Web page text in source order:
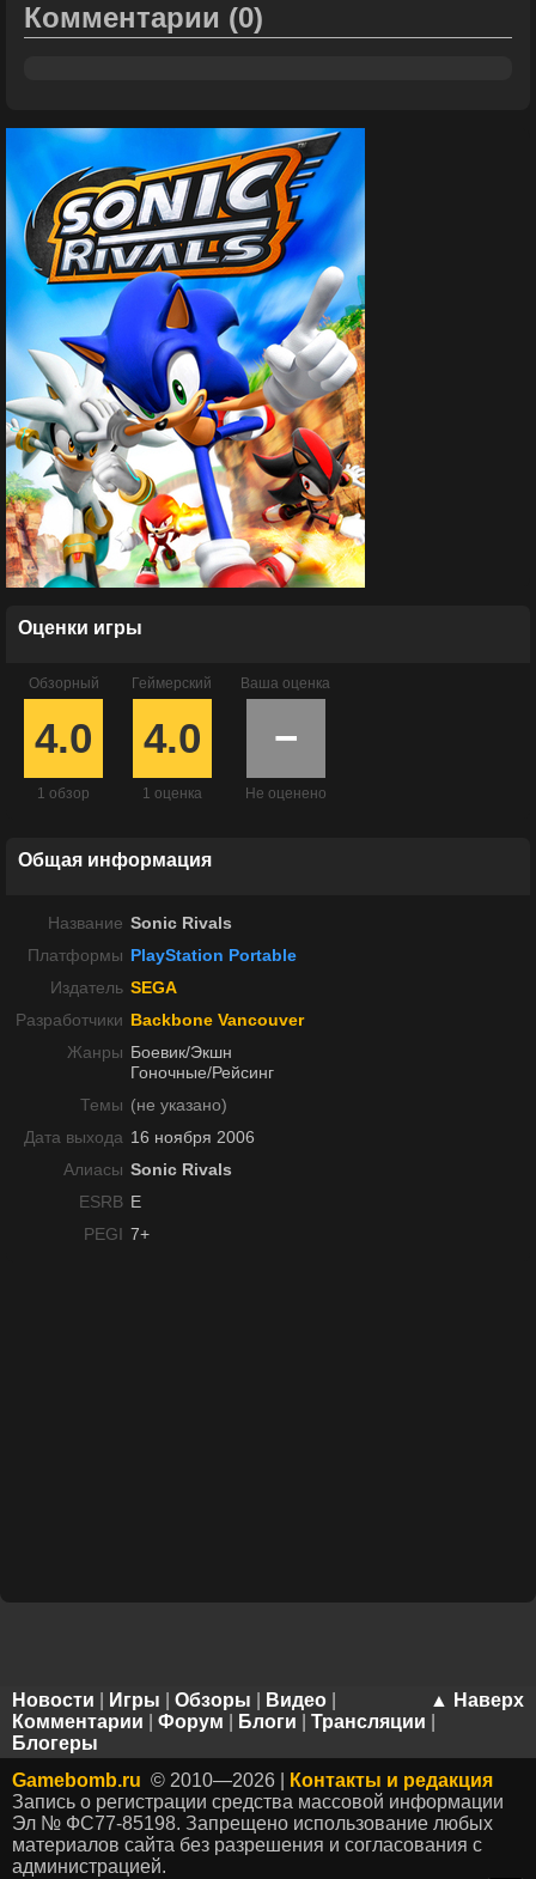
Комментарии (0)
Оценки игры
Обзорный
4.0
1 обзор
Геймерский
4.0
1 оценка
Ваша оценка
−
Не оценено
Общая информация
Название Sonic Rivals
Платформы PlayStation Portable
Издатель SEGA
Разработчики Backbone Vancouver
Жанры Боевик/Экшн
Гоночные/Рейсинг
Темы (не указано)
Дата выхода 16 ноября 2006
Алиасы Sonic Rivals
ESRB E
PEGI 7+
▲ Наверх
Новости Игры Обзоры Видео
Комментарии
Форум Блоги Трансляции
Блогеры
Gamebomb.ru © 2010—2026 |
Контакты и редакция
Запись о регистрации средства массовой информации
Эл № ФС77-85198. Запрещено использование любых
материалов сайта без разрешения и согласования с
администрацией.